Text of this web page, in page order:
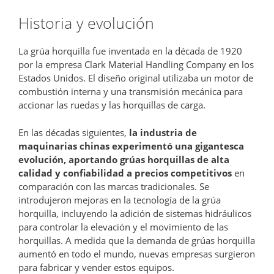
Historia y evolución
La grúa horquilla fue inventada en la década de 1920
por la empresa Clark Material Handling Company en los
Estados Unidos. El diseño original utilizaba un motor de
combustión interna y una transmisión mecánica para
accionar las ruedas y las horquillas de carga.
En las décadas siguientes, la industria de
maquinarias chinas experimentó una gigantesca
evolución, aportando grúas horquillas de alta
calidad y confiabilidad a precios competitivos en
comparación con las marcas tradicionales. Se
introdujeron mejoras en la tecnología de la grúa
horquilla, incluyendo la adición de sistemas hidráulicos
para controlar la elevación y el movimiento de las
horquillas. A medida que la demanda de grúas horquilla
aumentó en todo el mundo, nuevas empresas surgieron
para fabricar y vender estos equipos.